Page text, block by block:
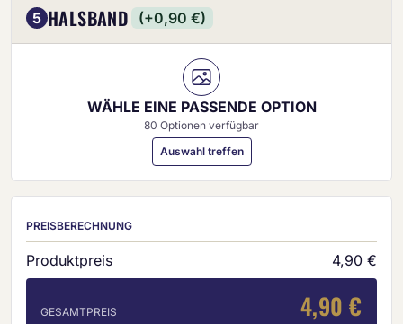
5 HALSBAND (+0,90 €)
WÄHLE EINE PASSENDE OPTION
80 Optionen verfügbar
Auswahl treffen
PREISBERECHNUNG
Produktpreis 4,90 €
GESAMTPREIS 4,90 €